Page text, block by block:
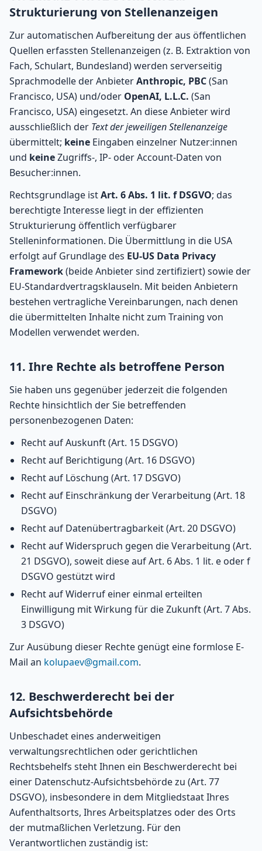
Strukturierung von Stellenanzeigen
Zur automatischen Aufbereitung der aus öffentlichen
Quellen erfassten Stellenanzeigen (z. B. Extraktion von
Fach, Schulart, Bundesland) werden serverseitig
Sprachmodelle der AnbieterAnthropic, PBC(San
Francisco, USA) und/oder OpenAI, L.L.C. (San
Francisco, USA) eingesetzt. An diese Anbieter wird
ausschließlich der Text der jeweiligen Stellenanzeige
übermittelt; keine Eingaben einzelner Nutzer:innen
und keineZugriffs-, IP- oder Account-Daten von
Besucher:innen.
Rechtsgrundlage istArt. 6 Abs. 1 lit. f DSGVO; das
berechtigte Interesse liegt in der effizienten
Strukturierung öffentlich verfügbarer
Stelleninformationen. Die Übermittlung in die USA
erfolgt auf Grundlage des EU-US Data Privacy
Framework(beide Anbieter sind zertifiziert) sowie der
EU-Standardvertragsklauseln. Mit beiden Anbietern
bestehen vertragliche Vereinbarungen, nach denen
die übermittelten Inhalte nicht zum Training von
Modellen verwendet werden.
11. Ihre Rechte als betroffene Person
Sie haben uns gegenüber jederzeit die folgenden
Rechte hinsichtlich der Sie betreffenden
personenbezogenen Daten:
Recht auf Auskunft (Art. 15 DSGVO)
Recht auf Berichtigung (Art. 16 DSGVO)
Recht auf Löschung (Art. 17 DSGVO)
Recht auf Einschränkung der Verarbeitung (Art. 18
DSGVO)
Recht auf Datenübertragbarkeit (Art. 20 DSGVO)
Recht auf Widerspruch gegen die Verarbeitung (Art.
21 DSGVO), soweit diese auf Art. 6 Abs. 1 lit. e oder f
DSGVO gestützt wird
Recht auf Widerruf einer einmal erteilten
Einwilligung mit Wirkung für die Zukunft (Art. 7 Abs.
3 DSGVO)
Zur Ausübung dieser Rechte genügt eine formlose E-
Mail an kolupaev@gmail.com.
12. Beschwerderecht bei der
Aufsichtsbehörde
Unbeschadet eines anderweitigen
verwaltungsrechtlichen oder gerichtlichen
Rechtsbehelfs steht Ihnen ein Beschwerderecht bei
einer Datenschutz-Aufsichtsbehörde zu (Art. 77
DSGVO), insbesondere in dem Mitgliedstaat Ihres
Aufenthaltsorts, Ihres Arbeitsplatzes oder des Orts
der mutmaßlichen Verletzung. Für den
Verantwortlichen zuständig ist: